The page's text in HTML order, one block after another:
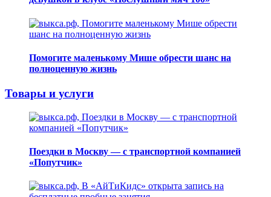
Помогите маленькому Мише обрести шанс на
полноценную жизнь
Товары и услуги
Поездки в Москву — с транспортной компанией
«Попутчик»